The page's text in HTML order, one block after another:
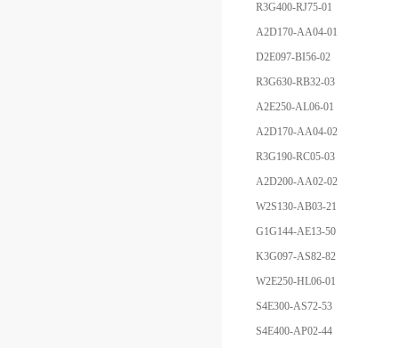
R3G400-RJ75-01
A2D170-AA04-01
D2E097-BI56-02
R3G630-RB32-03
A2E250-AL06-01
A2D170-AA04-02
R3G190-RC05-03
A2D200-AA02-02
W2S130-AB03-21
G1G144-AE13-50
K3G097-AS82-82
W2E250-HL06-01
S4E300-AS72-53
S4E400-AP02-44